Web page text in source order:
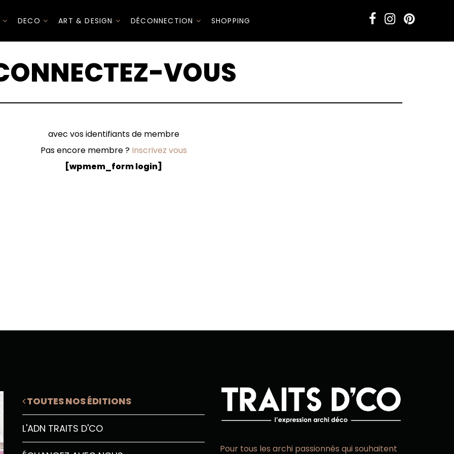
DECO ART & DESIGN DÉCONNECTION SHOPPING
VOUS
avec vos identifiants de membre
Pas encore membre ? Inscrivez vous
[wpmem_form login]
TOUTES NOS ÉDITIONS
L'ADN TRAITS D'CO
Pour tous les archi passionnés qui souhaitent